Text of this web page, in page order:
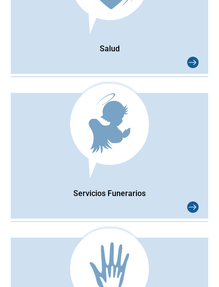
Salud
Servicios Funerarios